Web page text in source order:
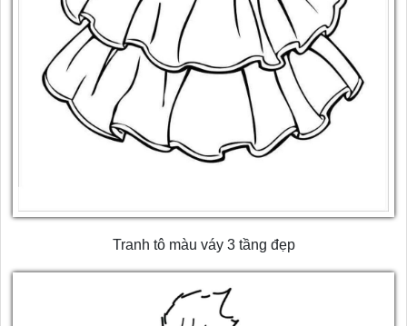
Tranh tô màu váy 3 tầng đẹp